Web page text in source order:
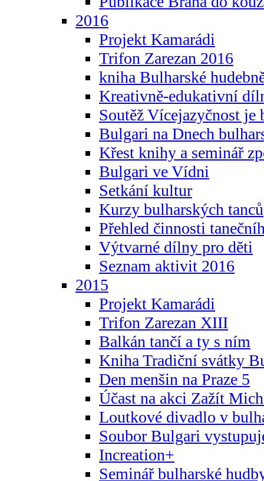
2016
Projekt Kamarádi
Trifon Zarezan 2016
kniha Bulharské
Kreativně-edukativní
Soutěž Vícejazyčnost je
Bulgari na Dnech
Křest knihy a seminář
Bulgari ve Vídni
Setkání kultur
Kurzy bulharských tanců
Přehled činnosti
Výtvarné dílny pro děti
Seznam aktivit 2016
2015
Projekt Kamarádi
Trifon Zarezan XIII
Balkán tančí a ty s ním
Kniha Tradiční svátky
Den menšin na Praze 5
Účast na akci Zažít
Loutkové divadlo v
Soubor Bulgari
Increation+
Seminář bulharské